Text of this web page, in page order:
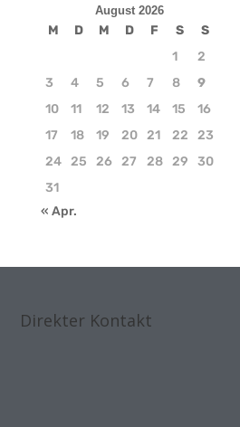
August 2026
M D M D F S
S
1
2
3
4 5 6 7 8
9
10
11 12 13 14 15
16
17
18 19 20 21 22
23
24
25 26 27 28 29
30
31
« Apr.
Direkter Kontakt